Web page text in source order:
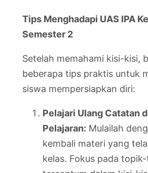
Tips Menghadapi UAS IPA
Semester 2
Setelah memahami kisi-kisi,
beberapa tips praktis untuk
siswa mempersiapkan diri:
Pelajari Ulang Catatan
Pelajaran: Mulailah
kembali materi yang
kelas. Fokus pada